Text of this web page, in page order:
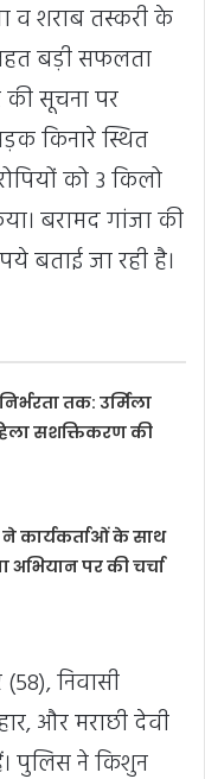
व शराब तस्करी के
बड़ी सफलता
सूचना पर
किनारे स्थित
को 3 किलो
बरामद गांजा की
बताई जा रही है।
तक: उर्मिला
सशक्तिकरण की
ने कार्यकर्ताओं के साथ
अभियान पर की चर्चा
निवासी
और मराछी देवी
पुलिस ने किशुन